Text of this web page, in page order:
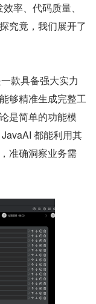
率、代码质量、
究竟，我们展开了
款具备强大实力
够精准生成完整工
是简单的功能模
都能利用其
准确洞察业务需